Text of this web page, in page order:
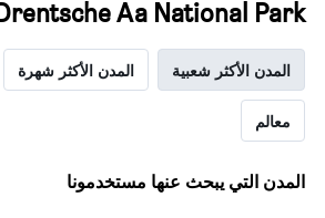
Aa National Park
المدن الأكثر شعبية المدن الأكثر شهرة
معالم
المدن التي يبحث عنها مستخدمونا